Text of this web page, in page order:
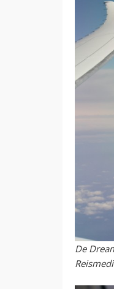
De